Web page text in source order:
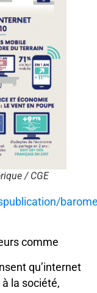
/ CGE
comme
qu’internet
la société,